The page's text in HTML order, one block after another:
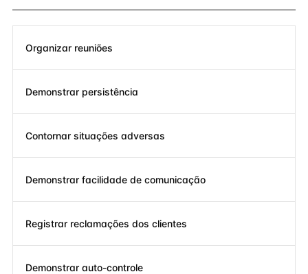
Organizar reuniões
Demonstrar persistência
Contornar situações adversas
Demonstrar facilidade de comunicação
Registrar reclamações dos clientes
Demonstrar auto-controle